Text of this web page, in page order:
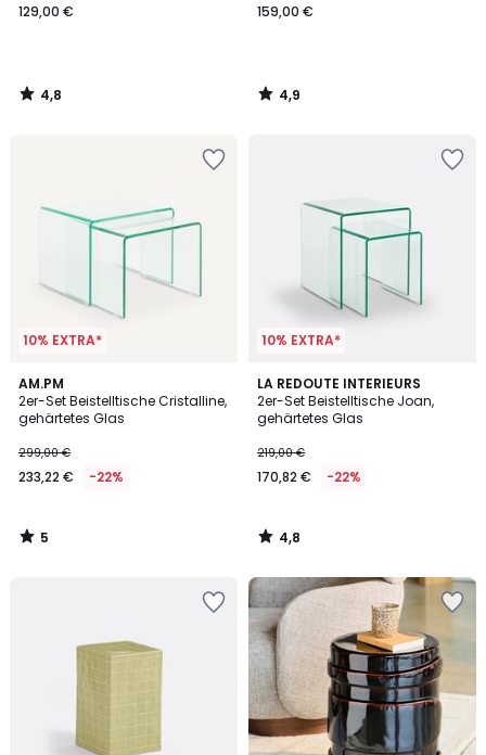
129,00 €
4,8
/
159,00 €
4,9
/
10% EXTRA*
AM.PM
2er-Set Beistelltische Cristalline,
gehärtetes Glas
299,00 €
233,22 € -22%
5
/
5
5
/
10% EXTRA*
LA REDOUTE INTERIEURS
2er-Set Beistelltische Joan,
gehärtetes Glas
219,00 €
170,82 € -22%
4,8
/ 5
4,8
/